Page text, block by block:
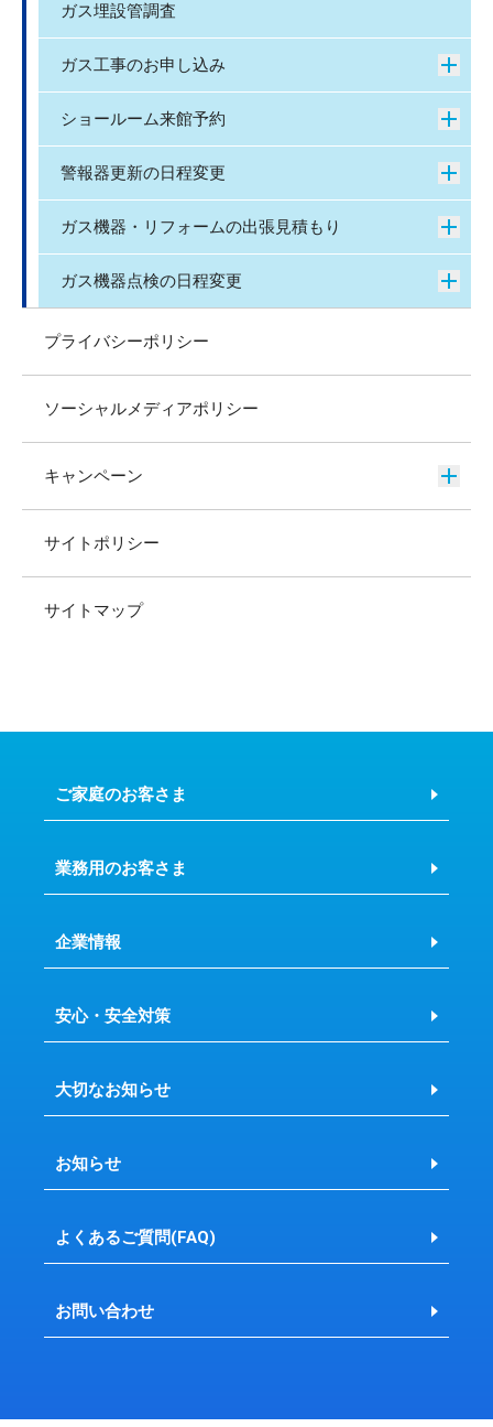
ガス埋設管調査
ガス工事のお申し込み
ショールーム来館予約
警報器更新の日程変更
ガス機器・リフォームの出張見積もり
ガス機器点検の日程変更
プライバシーポリシー
ソーシャルメディアポリシー
キャンペーン
サイトポリシー
サイトマップ
ご家庭のお客さま
業務用のお客さま
企業情報
安心・安全対策
大切なお知らせ
お知らせ
よくあるご質問(FAQ)
お問い合わせ